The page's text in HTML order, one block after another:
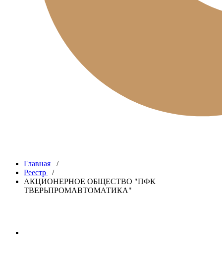
Главная
/
Реестр
/
АКЦИОНЕРНОЕ ОБЩЕСТВО "ПФК
ТВЕРЬПРОМАВТОМАТИКА"